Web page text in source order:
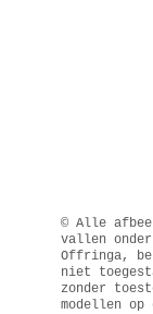
© Alle
vallen
Offringa,
niet
zonder
modellen